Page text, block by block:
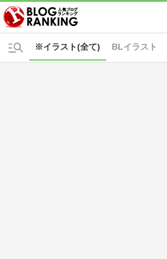
※イラスト(全て) BLイラスト